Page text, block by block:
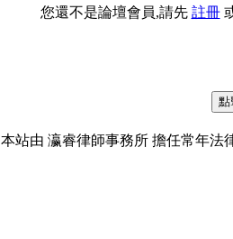
您還不是論壇會員,請先 註冊
本站由 瀛睿律師事務所 擔任常年法